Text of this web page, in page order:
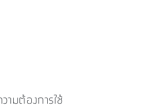
ามต้องการใช้